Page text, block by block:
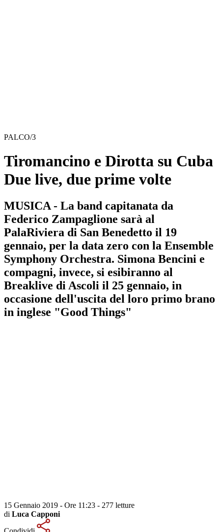
PALCO/3
Tiromancino e Dirotta su Cuba
Due live, due prime volte
MUSICA - La band capitanata da
Federico Zampaglione sarà al
PalaRiviera di San Benedetto il 19
gennaio, per la data zero con la Ensemble
Symphony Orchestra. Simona Bencini e
compagni, invece, si esibiranno al
Breaklive di Ascoli il 25 gennaio, in
occasione dell'uscita del loro primo brano
in inglese "Good Things"
15 Gennaio 2019 - Ore 11:23 - 277 letture
di Luca Capponi